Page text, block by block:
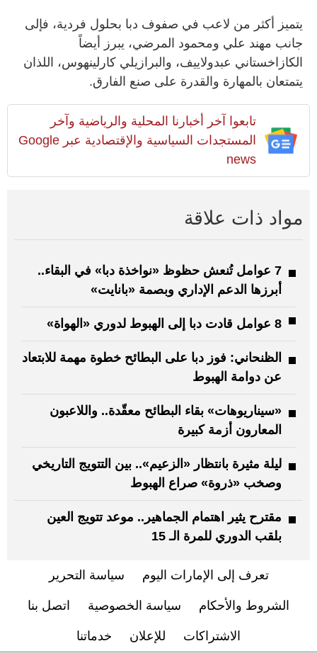
يتميز أكثر من لاعب في صفوف دبا بحلول فردية، فإلى
جانب مهند علي ومحمود المرضي، يبرز أيضاً
الكازاخستاني عبدولاييف، والبرازيلي كارلينهوس، اللذان
يتمتعان بالمهارة والقدرة على صنع الفارق.
تابعوا آخر أخبارنا المحلية والرياضية وآخر
المستجدات السياسية والإقتصادية عبر Google
news
مواد ذات علاقة
7 عوامل تُنعش حظوظ «نواخذة دبا» في البقاء..
أبرزها الدعم الإداري وبصمة «بانايت»
8 عوامل قادت دبا إلى الهبوط لدوري «الهواة»
الظنحاني: فوز دبا على البطائح خطوة مهمة للابتعاد
عن دوامة الهبوط
«سيناريوهات» بقاء البطائح معقّدة.. واللاعبون
المعارون أزمة كبيرة
ليلة مثيرة بانتظار «الزعيم».. بين التتويج التاريخي
وصخب «ذروة» صراع الهبوط
مقترح يثير اهتمام الجماهير.. موعد تتويج العين
بلقب الدوري للمرة الـ 15
تعرف إلى الإمارات اليوم سياسة التحرير
الشروط والأحكام سياسة الخصوصية اتصل بنا
الاشتراكات للإعلان خدماتنا